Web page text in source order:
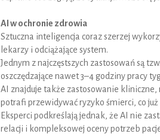
AI w ochronie zdrowia
Sztuczna inteligencja coraz szerzej
lekarzy i odciążające system.
Jednym z najczęstszych zastosowań są
oszczędzające nawet 3–4 godziny pracy
AI znajduje także zastosowanie
potrafi przewidywać ryzyko śmierci, co
Eksperci podkreślają jednak, że AI nie
relacji i kompleksowej oceny potrzeb